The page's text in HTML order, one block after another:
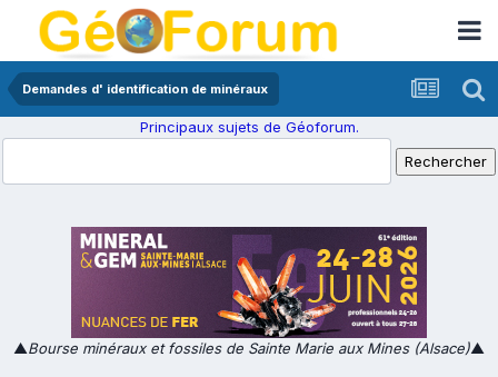
Demandes d' identification de minéraux
Principaux sujets de Géoforum.
▲Bourse minéraux et fossiles de Sainte Marie aux Mines (Alsace)▲